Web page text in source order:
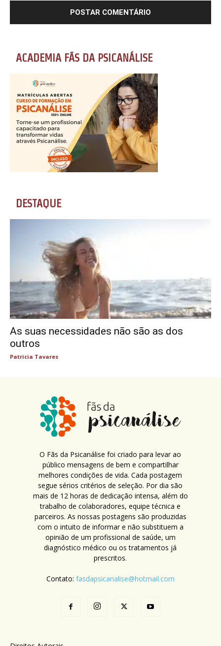
ACADEMIA FÃS DA PSICANÁLISE
DESTAQUE
As suas necessidades não são as dos
outros
Patricia Tavares
O Fãs da Psicanálise foi criado para levar ao
público mensagens de bem e compartilhar
melhores condições de vida. Cada postagem
segue sérios critérios de seleção. Por dia são
mais de 12 horas de dedicação intensa, além do
trabalho de colaboradores, equipe técnica e
parceiros. As nossas postagens são produzidas
com o intuito de informar e não substituem a
opinião de um profissional de saúde, um
diagnóstico médico ou os tratamentos já
prescritos.
Contato: fasdapsicanalise@hotmail.com